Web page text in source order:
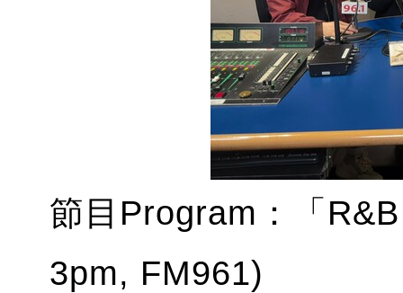
節目Program：「
3pm, FM961)